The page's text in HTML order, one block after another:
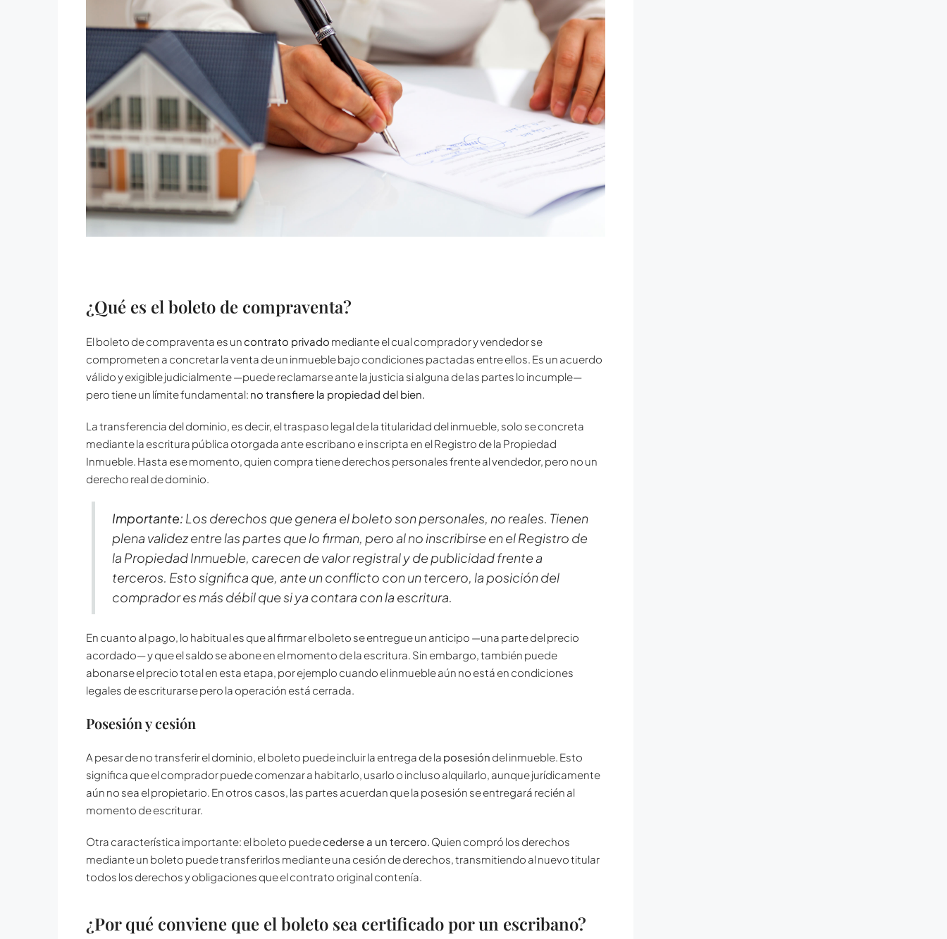
¿Qué es el boleto de compraventa?
El boleto de compraventa es uncontrato privado mediante el cual comprador y vendedor se
comprometen a concretar la venta de un inmueble bajo condiciones pactadas entre ellos. Es un acuerdo
válido y exigible judicialmente —puede reclamarse ante la justicia si alguna de las partes lo incumple—
pero tiene un límite fundamental: no transfiere la propiedad del bien.
La transferencia del dominio, es decir, el traspaso legal de la titularidad del inmueble, solo se concreta
mediante la escritura pública otorgada ante escribano e inscripta en el Registro de la Propiedad
Inmueble. Hasta ese momento, quien compra tiene derechos personales frente al vendedor, pero no un
derecho real de dominio.
Importante: Los derechos que genera el boleto son personales, no reales. Tienen
plena validez entre las partes que lo firman, pero al no inscribirse en el Registro de
la Propiedad Inmueble, carecen de valor registral y de publicidad frente a
terceros. Esto significa que, ante un conflicto con un tercero, la posición del
comprador es más débil que si ya contara con la escritura.
En cuanto al pago, lo habitual es que al firmar el boleto se entregue un anticipo —una parte del precio
acordado— y que el saldo se abone en el momento de la escritura. Sin embargo, también puede
abonarse el precio total en esta etapa, por ejemplo cuando el inmueble aún no está en condiciones
legales de escriturarse pero la operación está cerrada.
Posesión y cesión
A pesar de no transferir el dominio, el boleto puede incluir la entrega de la posesión del inmueble. Esto
significa que el comprador puede comenzar a habitarlo, usarlo o incluso alquilarlo, aunque jurídicamente
aún no sea el propietario. En otros casos, las partes acuerdan que la posesión se entregará recién al
momento de escriturar.
Otra característica importante: el boleto puedecederse a un tercero. Quien compró los derechos
mediante un boleto puede transferirlos mediante una cesión de derechos, transmitiendo al nuevo titular
todos los derechos y obligaciones que el contrato original contenía.
¿Por qué conviene que el boleto sea certificado por un escribano?